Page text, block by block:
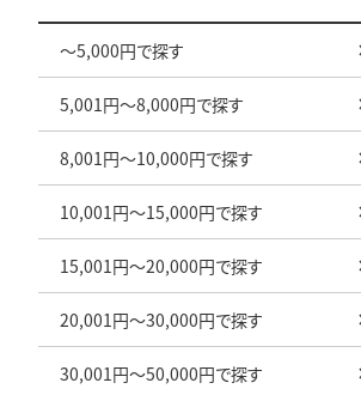
～5,000円で探す
5,001円～8,000円で探す
8,001円～10,000円で探す
10,001円～15,000円で探す
15,001円～20,000円で探す
20,001円～30,000円で探す
30,001円～50,000円で探す